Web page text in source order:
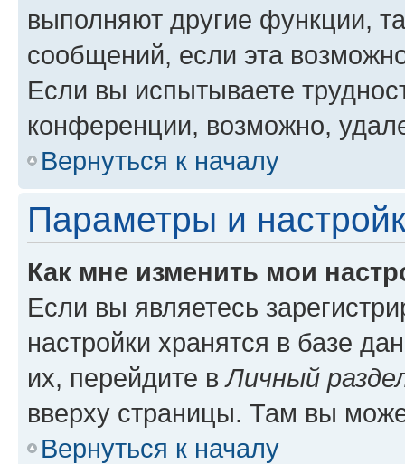
выполняют другие функции,
сообщений, если эта
Если вы испытываете
конференции, возможно,
Вернуться к началу
Параметры и
Как мне изменить мои
Если вы являетесь
настройки хранятся в базе
их, перейдите вЛичный
вверху страницы. Там вы
Вернуться к началу